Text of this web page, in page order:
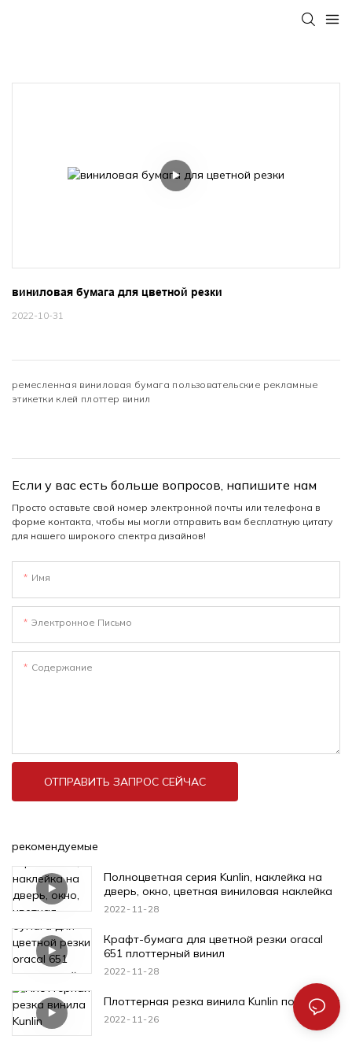
виниловая бумага для цветной резки
2022-10-31
ремесленная виниловая бумага пользовательские рекламные
этикетки клей плоттер винил
Если у вас есть больше вопросов, напишите нам
Просто оставьте свой номер электронной почты или телефона в
форме контакта, чтобы мы могли отправить вам бесплатную цитату
для нашего широкого спектра дизайнов!
Имя
Электронное Письмо
Содержание
ОТПРАВИТЬ ЗАПРОС СЕЙЧАС
рекомендуемые
Полноцветная серия Kunlin, наклейка на
дверь, окно, цветная виниловая наклейка
2022 11 28
Крафт-бумага для цветной резки oracal
651 плоттерный винил
2022 11 28
Плоттерная резка винила Kunlin популярна
2022 11 26